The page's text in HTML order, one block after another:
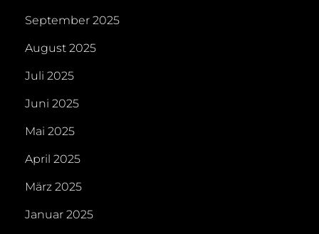
September 2025
August 2025
Juli 2025
Juni 2025
Mai 2025
April 2025
März 2025
Januar 2025